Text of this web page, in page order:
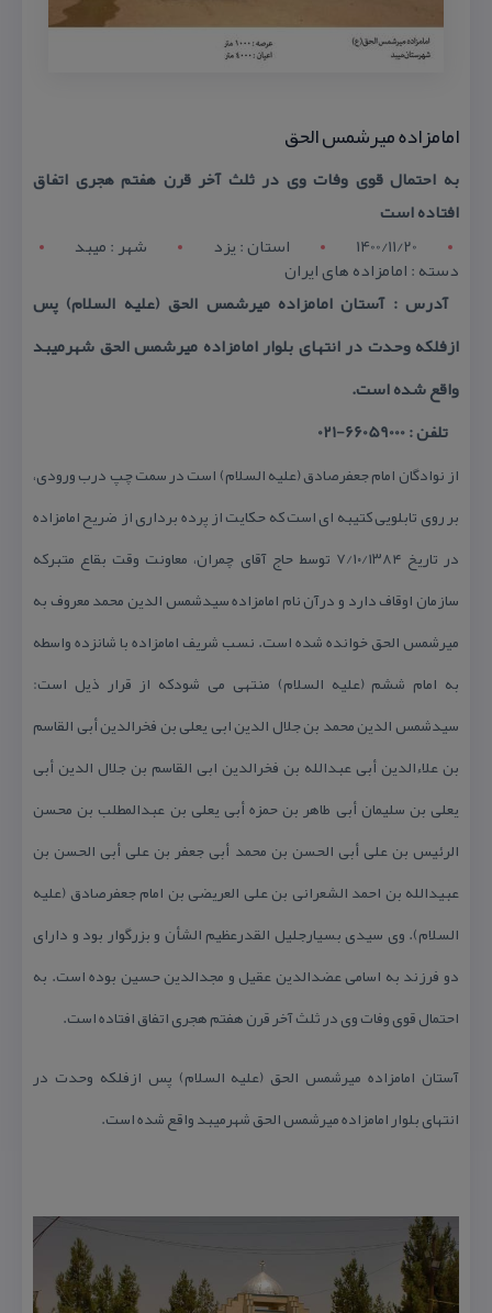
امامزاده میرشمس الحق
به احتمال قوی وفات وی در ثلث آخر قرن هفتم هجری اتفاق
افتاده است
1400/11/20
استان : يزد شهر : ميبد
دسته : امامزاده های ایران
آدرس : آستان امامزاده میرشمس الحق (علیه السلام) پس
ازفلكه وحدت در انتهای بلوار امامزاده میرشمس الحق شهرمیبد
واقع شده است.
تلفن : 66059000-021
از نوادگان امام جعفرصادق (علیه السلام) است در سمت چپ درب ورودی،
بر روی تابلویی كتیبه ای است كه حكایت از پرده برداری از ضریح امامزاده
در تاریخ ۷/۱۰/۱۳۸۴ توسط حاج آقای چمران، معاونت وقت بقاع متبركه
سازمان اوقاف دارد و درآن نام امامزاده سیدشمس الدین محمد معروف به
میرشمس الحق خوانده شده است. نسب شریف امامزاده با شانزده واسطه
به امام ششم (علیه السلام) منتهی می شودكه از قرار ذیل است:
سیدشمس الدین محمد بن جلال الدین ابی یعلی بن فخرالدین أبی القاسم
بن علاءالدین أبی عبدالله بن فخرالدین ابی القاسم بن جلال الدین أبی
یعلی بن سلیمان أبی طاهر بن حمزه أبی یعلی بن عبدالمطلب بن محسن
الرئیس بن علی أبی الحسن بن محمد أبی جعفر بن علی أبی الحسن بن
عبیدالله بن احمد الشعرانی بن علی العریضی بن امام جعفرصادق (علیه
السلام). وی سیدی بسیارجلیل القدرعظیم الشأن و بزرگوار بود و دارای
دو فرزند به اسامی عضدالدین عقیل و مجدالدین حسین بوده است. به
احتمال قوی وفات وی در ثلث آخر قرن هفتم هجری اتفاق افتاده است.
آستان امامزاده میرشمس الحق (علیه السلام) پس ازفلكه وحدت در
انتهای بلوار امامزاده میرشمس الحق شهرمیبد واقع شده است.